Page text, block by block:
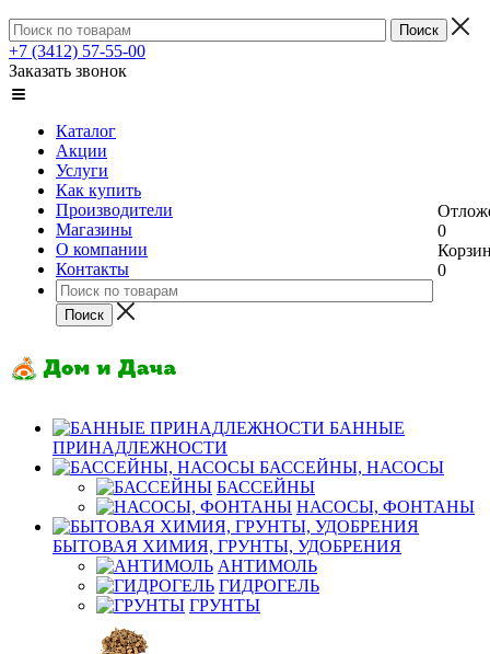
+7 (3412) 57-55-00
Заказать звонок
Каталог
Акции
Услуги
Как купить
Производители
Магазины
О компании
Контакты
0
0
БАННЫЕ
ПРИНАДЛЕЖНОСТИ
БАССЕЙНЫ, НАСОСЫ
БАССЕЙНЫ
НАСОСЫ, ФОНТАНЫ
БЫТОВАЯ ХИМИЯ, ГРУНТЫ, УДОБРЕНИЯ
АНТИМОЛЬ
ГИДРОГЕЛЬ
ГРУНТЫ